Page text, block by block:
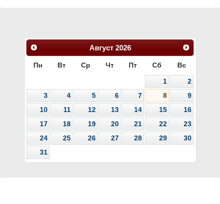
Август 2026
Пн Вт Ср Чт Пт Сб Вс
1
2
3
4 5 6 7 8
9
10
11 12 13 14 15
16
17
18 19 20 21 22
23
24
25 26 27 28 29
30
31